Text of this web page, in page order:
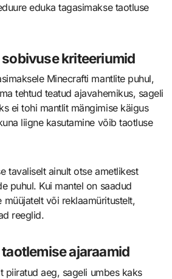
eduka tagasimakse taotluse
kriteeriumid
Minecrafti mantlite puhul,
tehtud teatud ajavahemikus, sageli
ei tohi mantlit mängimise käigus
liigne kasutamine võib taotluse
tavaliselt ainult otse ametlikest
puhul. Kui mantel on saadud
või reklaamüritustelt,
reeglid.
ajaraamid
piiratud aeg, sageli umbes kaks